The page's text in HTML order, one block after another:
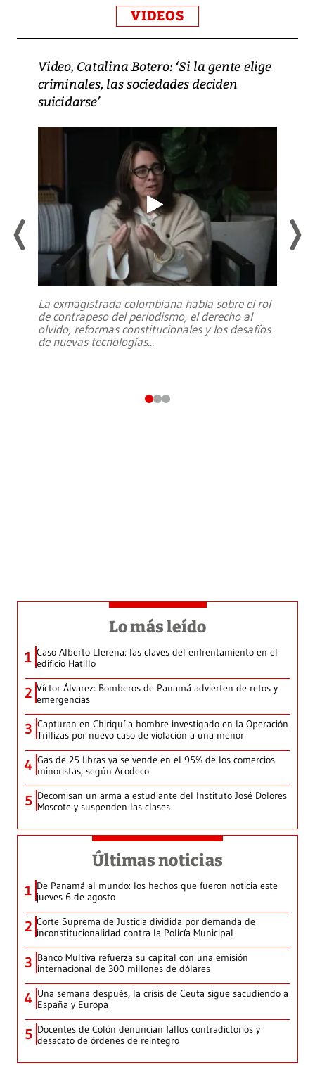
VIDEOS
Video, Catalina Botero: ‘Si la gente elige
criminales, las sociedades deciden
suicidarse’
La exmagistrada colombiana habla sobre el rol
de contrapeso del periodismo, el derecho al
olvido, reformas constitucionales y los desafíos
de nuevas tecnologías...
Lo más leído
1 Caso Alberto Llerena: las claves del enfrentamiento en el
edificio Hatillo
2 Víctor Álvarez: Bomberos de Panamá advierten de retos y
emergencias
3 Capturan en Chiriquí a hombre investigado en la Operación
Trillizas por nuevo caso de violación a una menor
4 Gas de 25 libras ya se vende en el 95% de los comercios
minoristas, según Acodeco
5 Decomisan un arma a estudiante del Instituto José Dolores
Moscote y suspenden las clases
Últimas noticias
1 De Panamá al mundo: los hechos que fueron noticia este
jueves 6 de agosto
2 Corte Suprema de Justicia dividida por demanda de
inconstitucionalidad contra la Policía Municipal
3 Banco Multiva refuerza su capital con una emisión
internacional de 300 millones de dólares
4 Una semana después, la crisis de Ceuta sigue sacudiendo a
España y Europa
5 Docentes de Colón denuncian fallos contradictorios y
desacato de órdenes de reintegro